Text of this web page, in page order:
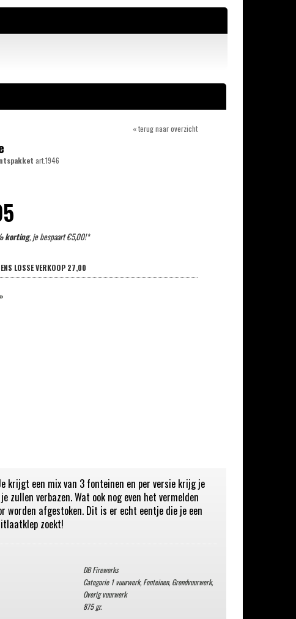
« terug naar overzicht
art.1946
korting, je bespaart €5,00!*
LOSSE VERKOOP 27,00
krijgt een mix van 3 fonteinen en per versie krijg je
verbazen. Wat ook nog even het vermelden
worden afgestoken. Dit is er echt eentje die je een
zoekt!
DB Fireworks
Categorie 1 vuurwerk, Fonteinen, Grondvuurwerk,
Overig vuurwerk
875 gr.